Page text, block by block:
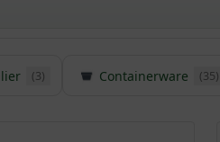
verwendet zu werden. Die
(3) Containerware (35)